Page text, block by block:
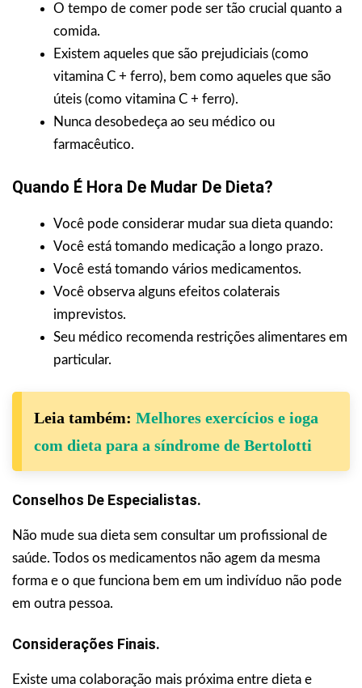
O tempo de comer pode ser tão crucial quanto a
comida.
Existem aqueles que são prejudiciais (como
vitamina C + ferro), bem como aqueles que são
úteis (como vitamina C + ferro).
Nunca desobedeça ao seu médico ou
farmacêutico.
Quando É Hora De Mudar De Dieta?
Você pode considerar mudar sua dieta quando:
Você está tomando medicação a longo prazo.
Você está tomando vários medicamentos.
Você observa alguns efeitos colaterais
imprevistos.
Seu médico recomenda restrições alimentares em
particular.
Leia também: Melhores exercícios e ioga
com dieta para a síndrome de Bertolotti
Conselhos De Especialistas.
Não mude sua dieta sem consultar um profissional de
saúde. Todos os medicamentos não agem da mesma
forma e o que funciona bem em um indivíduo não pode
em outra pessoa.
Considerações Finais.
Existe uma colaboração mais próxima entre dieta e